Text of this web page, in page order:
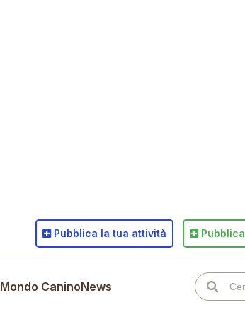
Mondo CaninoNews
Pubblica la tua attività Pubblica